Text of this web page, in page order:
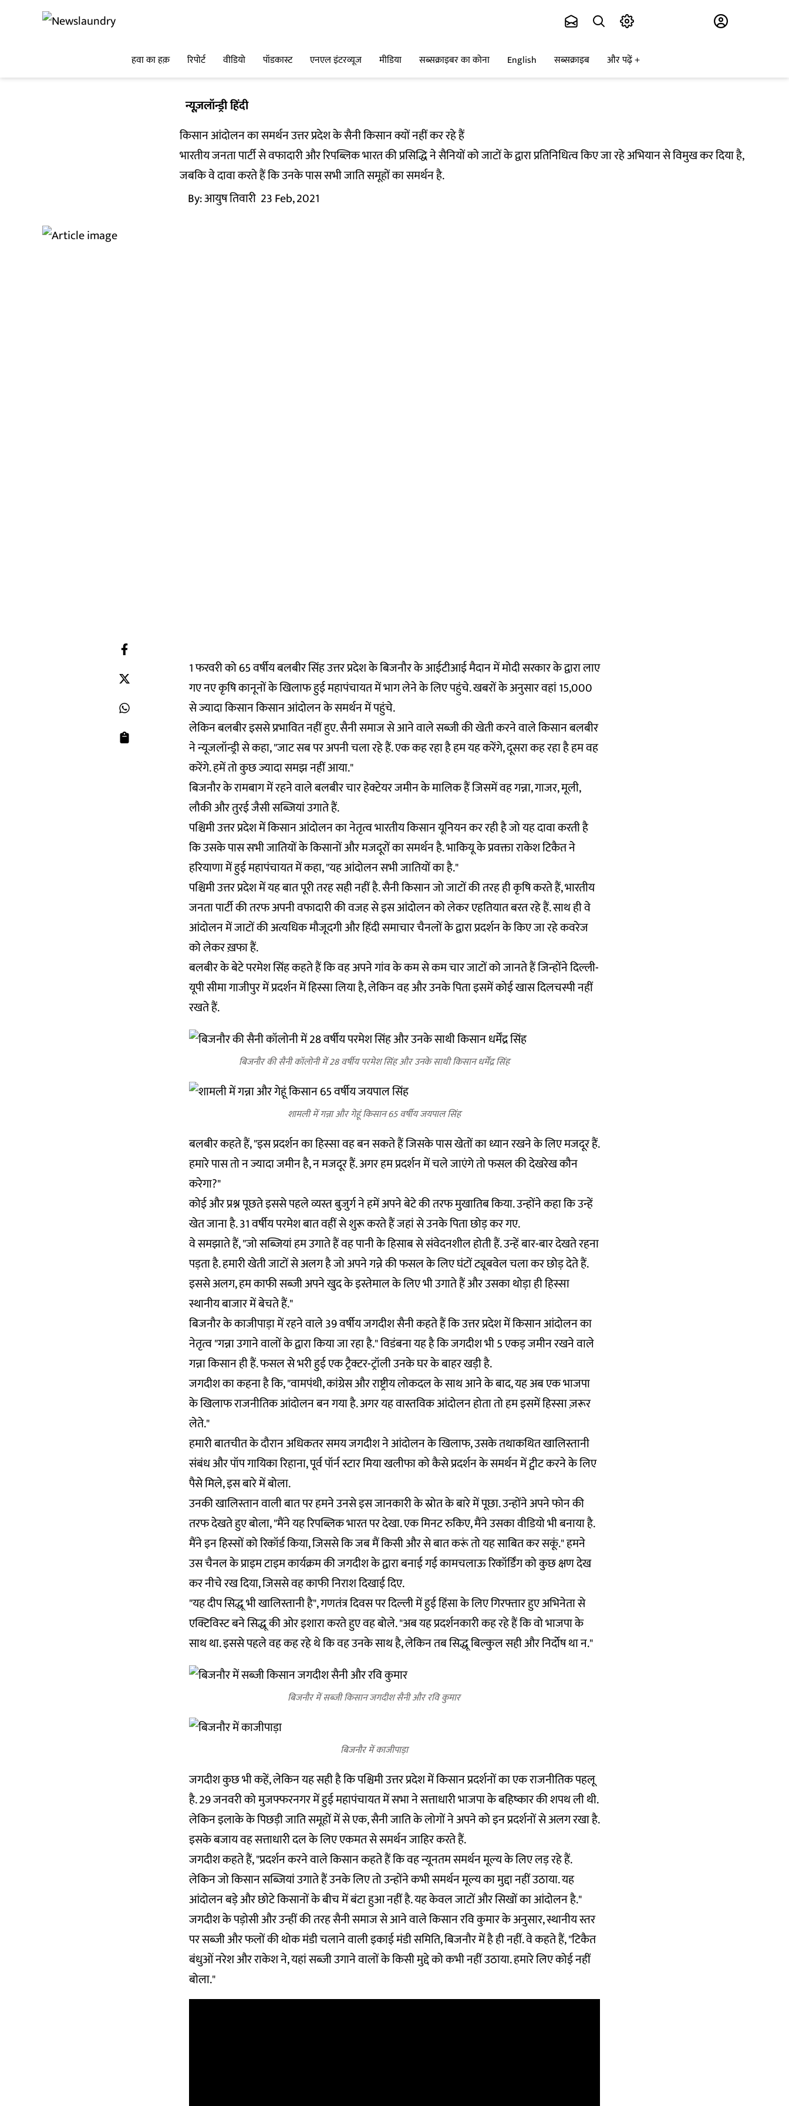
हवा का हक़ रिपोर्ट वीडियो पॉडकास्ट एनएल इंटरव्यूज मीडिया सब्सक्राइबर का कोना English सब्सक्राइब और पढ़ें
न्यूज़लॉन्ड्री हिंदी
किसान आंदोलन का समर्थन उत्तर प्रदेश के सैनी किसान क्यों नहीं कर रहे हैं
भारतीय जनता पार्टी से वफादारी और रिपब्लिक भारत की प्रसिद्धि ने सैनियों को जाटों के द्वारा प्रतिनिधित्व किए जा रहे अभियान से विमुख कर दिया है,
जबकि वे दावा करते हैं कि उनके पास सभी जाति समूहों का समर्थन है.
By:आयुष तिवारी 23 Feb, 2021
1 फरवरी को 65 वर्षीय बलबीर सिंह उत्तर प्रदेश के बिजनौर के आईटीआई मैदान में मोदी सरकार के द्वारा लाए
गए नए कृषि कानूनों के खिलाफ हुई महापंचायत में भाग लेने के लिए पहुंचे. खबरों के अनुसार वहां 15,000
से ज्यादा किसान किसान आंदोलन के समर्थन में पहुंचे.
लेकिन बलबीर इससे प्रभावित नहीं हुए. सैनी समाज से आने वाले सब्जी की खेती करने वाले किसान बलबीर
ने न्यूजलॉन्ड्री से कहा, "जाट सब पर अपनी चला रहे हैं. एक कह रहा है हम यह करेंगे, दूसरा कह रहा है हम वह
करेंगे. हमें तो कुछ ज्यादा समझ नहीं आया."
बिजनौर के रामबाग में रहने वाले बलबीर चार हेक्टेयर जमीन के मालिक हैं जिसमें वह गन्ना, गाजर, मूली,
लौकी और तुरई जैसी सब्जियां उगाते हैं.
पश्चिमी उत्तर प्रदेश में किसान आंदोलन का नेतृत्व भारतीय किसान यूनियन कर रही है जो यह दावा करती है
कि उसके पास सभी जातियों के किसानों और मजदूरों का समर्थन है. भाकियू के प्रवक्ता राकेश टिकैत ने
हरियाणा में हुई महापंचायत में कहा, "यह आंदोलन सभी जातियों का है."
पश्चिमी उत्तर प्रदेश में यह बात पूरी तरह सही नहीं है. सैनी किसान जो जाटों की तरह ही कृषि करते हैं, भारतीय
जनता पार्टी की तरफ अपनी वफादारी की वजह से इस आंदोलन को लेकर एहतियात बरत रहे हैं. साथ ही वे
आंदोलन में जाटों की अत्यधिक मौजूदगी और हिंदी समाचार चैनलों के द्वारा प्रदर्शन के किए जा रहे कवरेज
को लेकर ख़फा हैं.
बलबीर के बेटे परमेश सिंह कहते हैं कि वह अपने गांव के कम से कम चार जाटों को जानते हैं जिन्होंने दिल्ली-
यूपी सीमा गाजीपुर में प्रदर्शन में हिस्सा लिया है, लेकिन वह और उनके पिता इसमें कोई खास दिलचस्पी नहीं
रखते हैं.
बिजनौर की सैनी कॉलोनी में 28 वर्षीय परमेश सिंह और उनके साथी किसान धर्मेंद्र सिंह
शामली में गन्ना और गेहूं किसान 65 वर्षीय जयपाल सिंह
बलबीर कहते हैं, "इस प्रदर्शन का हिस्सा वह बन सकते हैं जिसके पास खेतों का ध्यान रखने के लिए मजदूर हैं.
हमारे पास तो न ज्यादा जमीन है, न मजदूर हैं. अगर हम प्रदर्शन में चले जाएंगे तो फसल की देखरेख कौन
करेगा?"
कोई और प्रश्न पूछते इससे पहले व्यस्त बुजुर्ग ने हमें अपने बेटे की तरफ मुखातिब किया. उन्होंने कहा कि उन्हें
खेत जाना है. 31 वर्षीय परमेश बात वहीं से शुरू करते हैं जहां से उनके पिता छोड़ कर गए.
वे समझाते हैं, "जो सब्जियां हम उगाते हैं वह पानी के हिसाब से संवेदनशील होती हैं. उन्हें बार-बार देखते रहना
पड़ता है. हमारी खेती जाटों से अलग है जो अपने गन्ने की फसल के लिए घंटों ट्यूबवेल चला कर छोड़ देते हैं.
इससे अलग, हम काफी सब्जी अपने खुद के इस्तेमाल के लिए भी उगाते हैं और उसका थोड़ा ही हिस्सा
स्थानीय बाजार में बेचते हैं."
बिजनौर के काजीपाड़ा में रहने वाले 39 वर्षीय जगदीश सैनी कहते हैं कि उत्तर प्रदेश में किसान आंदोलन का
नेतृत्व "गन्ना उगाने वालों के द्वारा किया जा रहा है." विडंबना यह है कि जगदीश भी 5 एकड़ जमीन रखने वाले
गन्ना किसान ही हैं. फसल से भरी हुई एक ट्रैक्टर-ट्रॉली उनके घर के बाहर खड़ी है.
जगदीश का कहना है कि, "वामपंथी, कांग्रेस और राष्ट्रीय लोकदल के साथ आने के बाद, यह अब एक भाजपा
के खिलाफ राजनीतिक आंदोलन बन गया है. अगर यह वास्तविक आंदोलन होता तो हम इसमें हिस्सा ज़रूर
लेते."
हमारी बातचीत के दौरान अधिकतर समय जगदीश ने आंदोलन के खिलाफ, उसके तथाकथित खालिस्तानी
संबंध और पॉप गायिका रिहाना, पूर्व पॉर्न स्टार मिया खलीफा को कैसे प्रदर्शन के समर्थन में ट्वीट करने के लिए
पैसे मिले, इस बारे में बोला.
उनकी खालिस्तान वाली बात पर हमने उनसे इस जानकारी के स्रोत के बारे में पूछा. उन्होंने अपने फोन की
तरफ देखते हुए बोला, "मैंने यह रिपब्लिक भारत पर देखा. एक मिनट रुकिए, मैंने उसका वीडियो भी बनाया है.
मैंने इन हिस्सों को रिकॉर्ड किया, जिससे कि जब मैं किसी और से बात करूं तो यह साबित कर सकूं." हमने
उस चैनल के प्राइम टाइम कार्यक्रम की जगदीश के द्वारा बनाई गई कामचलाऊ रिकॉर्डिंग को कुछ क्षण देख
कर नीचे रख दिया, जिससे वह काफी निराश दिखाई दिए.
"यह दीप सिद्धू भी खालिस्तानी है", गणतंत्र दिवस पर दिल्ली में हुई हिंसा के लिए गिरफ्तार हुए अभिनेता से
एक्टिविस्ट बने सिद्धू की ओर इशारा करते हुए वह बोले. "अब यह प्रदर्शनकारी कह रहे हैं कि वो भाजपा के
साथ था. इससे पहले वह कह रहे थे कि वह उनके साथ है, लेकिन तब सिद्धू बिल्कुल सही और निर्दोष था न."
बिजनौर में सब्जी किसान जगदीश सैनी और रवि कुमार
बिजनौर में काजीपाड़ा
जगदीश कुछ भी कहें, लेकिन यह सही है कि पश्चिमी उत्तर प्रदेश में किसान प्रदर्शनों का एक राजनीतिक पहलू
है. 29 जनवरी को मुजफ्फरनगर में हुई महापंचायत में सभा ने सत्ताधारी भाजपा के बहिष्कार की शपथ ली थी.
लेकिन इलाके के पिछड़ी जाति समूहों में से एक, सैनी जाति के लोगों ने अपने को इन प्रदर्शनों से अलग रखा है.
इसके बजाय वह सत्ताधारी दल के लिए एकमत से समर्थन जाहिर करते हैं.
जगदीश कहते हैं, "प्रदर्शन करने वाले किसान कहते हैं कि वह न्यूनतम समर्थन मूल्य के लिए लड़ रहे हैं.
लेकिन जो किसान सब्जियां उगाते हैं उनके लिए तो उन्होंने कभी समर्थन मूल्य का मुद्दा नहीं उठाया. यह
आंदोलन बड़े और छोटे किसानों के बीच में बंटा हुआ नहीं है. यह केवल जाटों और सिखों का आंदोलन है."
जगदीश के पड़ोसी और उन्हीं की तरह सैनी समाज से आने वाले किसान रवि कुमार के अनुसार, स्थानीय स्तर
पर सब्जी और फलों की थोक मंडी चलाने वाली इकाई मंडी समिति, बिजनौर में है ही नहीं. वे कहते हैं, "टिकैत
बंधुओं नरेश और राकेश ने, यहां सब्जी उगाने वालों के किसी मुद्दे को कभी नहीं उठाया. हमारे लिए कोई नहीं
बोला."